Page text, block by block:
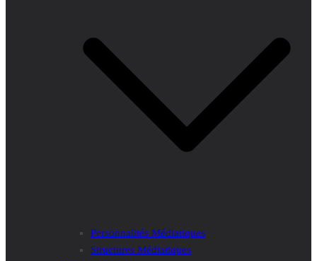
Personnalités Médiatiques
Structures Médiatiques